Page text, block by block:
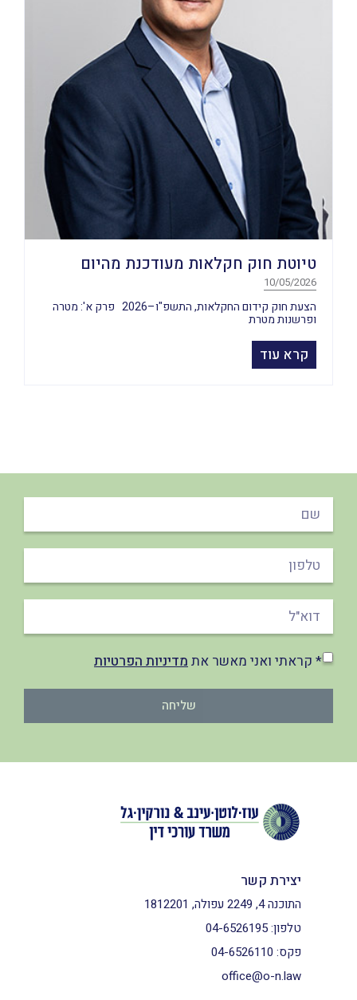
טיוטת חוק חקלאות מעודכנת מהיום
10/05/2026
הצעת חוק קידום החקלאות, התשפ"ו–2026 פרק א': מטרה
ופרשנות מטרת
קרא עוד
* קראתי ואני מאשר אתמדיניות הפרטיות
שליחה
יצירת קשר
התוכנה 4, 2249 עפולה, 1812201
טלפון:04-6526195
פקס: 04-6526110
office@o-n.law